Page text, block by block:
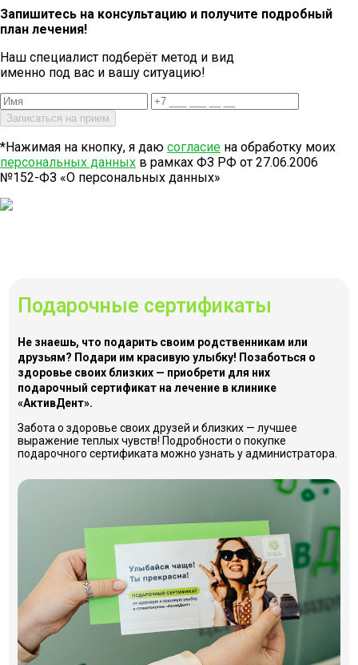
Запишитесь на консультацию и получите подробный
план лечения!
Наш специалист подберёт метод и вид
именно под вас и вашу ситуацию!
*Нажимая на кнопку, я даю согласие на обработку моих
персональных данных в рамках ФЗ РФ от 27.06.2006
№152-ФЗ «О персональных данных»
Подарочные сертификаты
Не знаешь, что подарить своим родственникам или
друзьям? Подари им красивую улыбку! Позаботься о
здоровье своих близких — приобрети для них
подарочный сертификат на лечение в клинике
«АктивДент».
Забота о здоровье своих друзей и близких — лучшее
выражение теплых чувств! Подробности о покупке
подарочного сертификата можно узнать у администратора.